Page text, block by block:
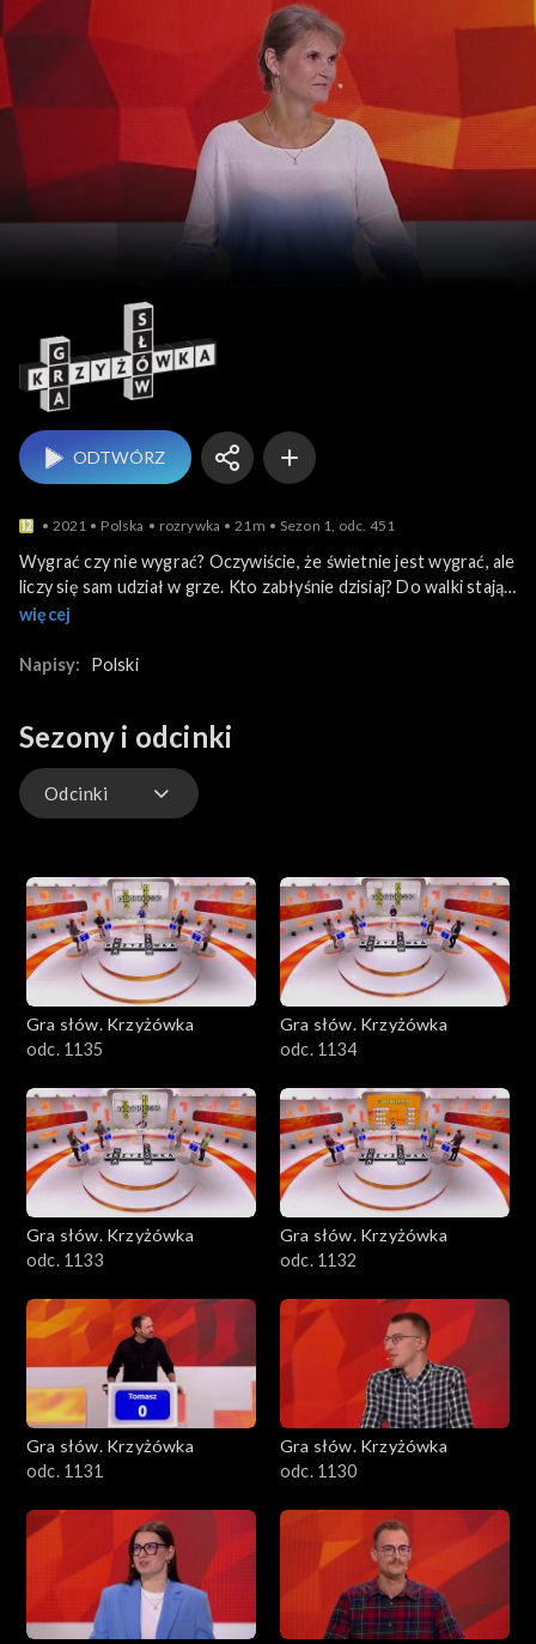
Gra słów. Krzyżówka
ODTWÓRZ
2021 Polska rozrywka 21m Sezon 1, odc. 451
Wygrać czy nie wygrać? Oczywiście, że świetnie jest wygrać, ale
liczy się sam udział w grze. Kto zabłyśnie dzisiaj? Do walki stają:
Beata z Jeleniej Góry – urzędniczka i miłośniczka kryminałów;
Włodek z Poznania – emerytowany żołnierz, miłośnik pływania
więcej
Napisy: Polski
Sezony i odcinki
Odcinki
Gra słów. Krzyżówka
odc. 1135
Gra słów. Krzyżówka
odc. 1134
Gra słów. Krzyżówka
odc. 1133
Gra słów. Krzyżówka
odc. 1132
Gra słów. Krzyżówka
odc. 1131
Gra słów. Krzyżówka
odc. 1130